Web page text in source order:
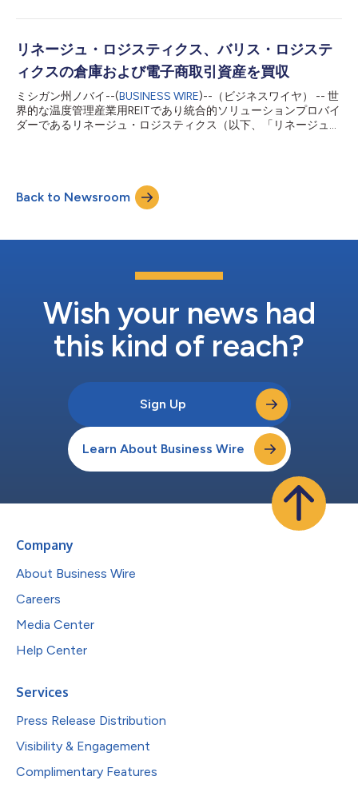
間、私たちはJBS、そしてウィンザーという素晴らしい都市と緊
イチェーンを強化すべく最先端...
か所近くになり、収容力は約1億9,200万立方フィート（約543万
位置する34万3,250平方フィート（約3万1,889平方メートル）の
施設は2万5,000以上のパレットポジションと、多くのSKU（最
小管理単位）数や集約的なケースピッキングに対応できるよう設
計された使いやすいラック構成により、お客様のさまざまなニー
ズや需要に応えます。本格稼動に入ると、新拠点では業務をサポ
ートするために65人を超える新規雇用が生まれます。 リネージ
ュの北米西部事業部長を務めるブライアン・ビーティーは、次の
リネージュ・ロジスティクス、バリス・ロジステ
ィクスの倉庫および電子商取引資産を買収
ミシガン州ノバイ--(BUSINESS WIRE)--（ビジネスワイヤ） -- 世
界的な温度管理産業用REITであり統合的ソリューションプロバイ
ダーであるリネージュ・ロジスティクス（以下、「リネージュ」
ら8つの冷蔵保管施設をリネージュの倉庫ネットワークに追加す
ることで、フロリダ州レイクランド、フロリダ州ジャクソンビ
ル、ジョージア州マクドノー、オクラホマ州エドモンド、デラウ
ーランド州フェデラルズバーグの施設全体で約130万平方フィー
能パレット数を備えることになります。 この取引は、リネージ
ュとバリスの3回目の独占契約となります。リネージュは、2020
ズシティの両拠点をそれぞれバリスから買収しました。 リネー
ジュの社長兼最高経営責任者（...
Back to Newsroom
Wish your news had
this kind of reach?
Sign Up
Learn About Business Wire
Company
About Business Wire
Careers
Media Center
Help Center
Services
Press Release Distribution
Visibility & Engagement
Complimentary Features